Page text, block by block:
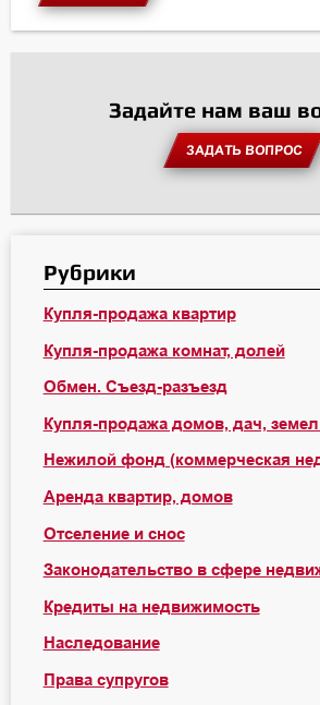
Задайте нам ваш
ЗАДАТЬ ВОПРОС
Рубрики
Купля-продажа квартир
Купля-продажа комнат, долей
Обмен. Съезд-разъезд
Купля-продажа домов, дач,
Нежилой фонд (коммерческая
Аренда квартир, домов
Отселение и снос
Законодательство в сфере
Кредиты на недвижимость
Наследование
Права супругов